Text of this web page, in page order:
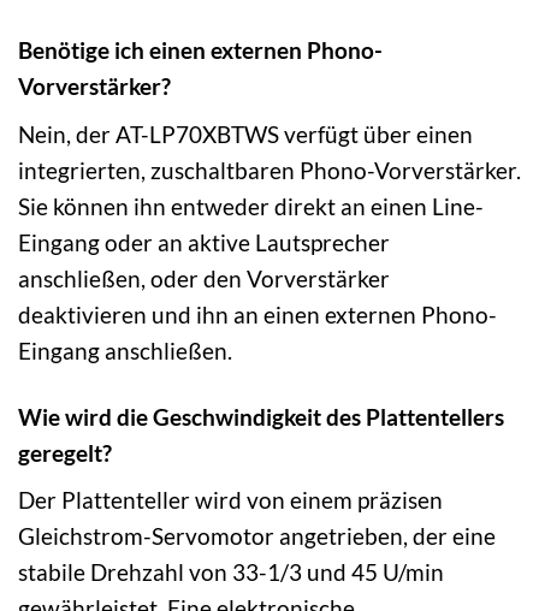
Benötige ich einen externen Phono-
Vorverstärker?
Nein, der AT-LP70XBTWS verfügt über einen
integrierten, zuschaltbaren Phono-Vorverstärker.
Sie können ihn entweder direkt an einen Line-
Eingang oder an aktive Lautsprecher
anschließen, oder den Vorverstärker
deaktivieren und ihn an einen externen Phono-
Eingang anschließen.
Wie wird die Geschwindigkeit des Plattentellers
geregelt?
Der Plattenteller wird von einem präzisen
Gleichstrom-Servomotor angetrieben, der eine
stabile Drehzahl von 33-1/3 und 45 U/min